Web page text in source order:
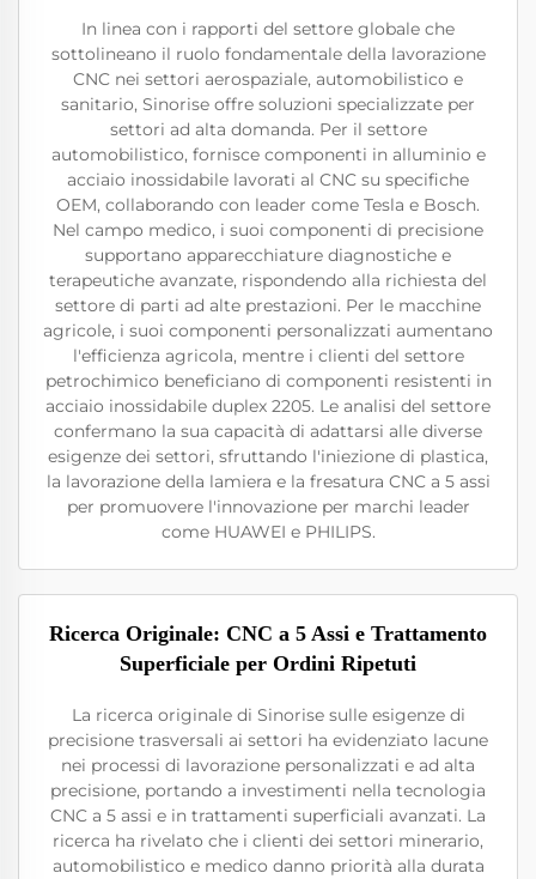
In linea con i rapporti del settore globale che
sottolineano il ruolo fondamentale della lavorazione
CNC nei settori aerospaziale, automobilistico e
sanitario, Sinorise offre soluzioni specializzate per
settori ad alta domanda. Per il settore
automobilistico, fornisce componenti in alluminio e
acciaio inossidabile lavorati al CNC su specifiche
OEM, collaborando con leader come Tesla e Bosch.
Nel campo medico, i suoi componenti di precisione
supportano apparecchiature diagnostiche e
terapeutiche avanzate, rispondendo alla richiesta del
settore di parti ad alte prestazioni. Per le macchine
agricole, i suoi componenti personalizzati aumentano
l'efficienza agricola, mentre i clienti del settore
petrochimico beneficiano di componenti resistenti in
acciaio inossidabile duplex 2205. Le analisi del settore
confermano la sua capacità di adattarsi alle diverse
esigenze dei settori, sfruttando l'iniezione di plastica,
la lavorazione della lamiera e la fresatura CNC a 5 assi
per promuovere l'innovazione per marchi leader
come HUAWEI e PHILIPS.
Ricerca Originale: CNC a 5 Assi e Trattamento
Superficiale per Ordini Ripetuti
La ricerca originale di Sinorise sulle esigenze di
precisione trasversali ai settori ha evidenziato lacune
nei processi di lavorazione personalizzati e ad alta
precisione, portando a investimenti nella tecnologia
CNC a 5 assi e in trattamenti superficiali avanzati. La
ricerca ha rivelato che i clienti dei settori minerario,
automobilistico e medico danno priorità alla durata